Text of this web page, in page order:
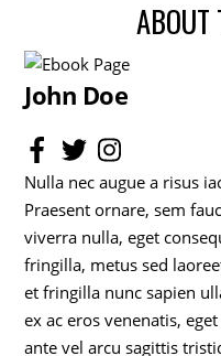
ABOUT
John Doe
Nulla nec augue a risus
Praesent ornare, sem
viverra nulla, eget
fringilla, metus sed
et fringilla nunc sapien
ex ac eros venenatis,
ante vel arcu sagittis